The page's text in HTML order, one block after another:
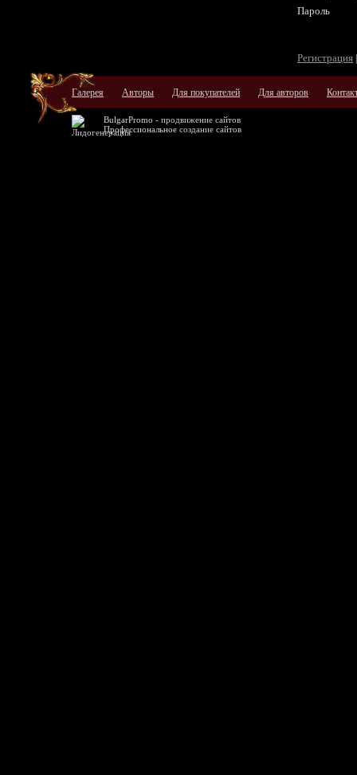
Пароль
Регистрация
Галерея Авторы Для покупателей Для авторов
BulgarPromo - продвижение сайтов
Профессиональное создание сайтов